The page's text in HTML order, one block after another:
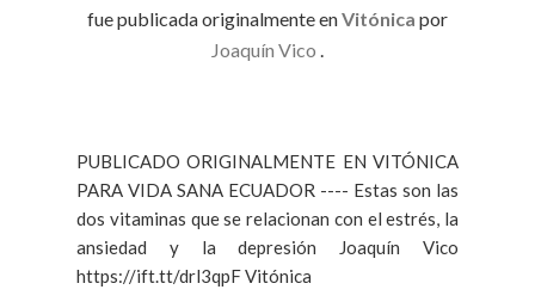
fue publicada originalmente enVitónica por
Joaquín Vico .
PUBLICADO ORIGINALMENTE EN VITÓNICA
PARA VIDA SANA ECUADOR ---- Estas son las
dos vitaminas que se relacionan con el estrés, la
ansiedad y la depresión Joaquín Vico
https://ift.tt/drl3qpF Vitónica